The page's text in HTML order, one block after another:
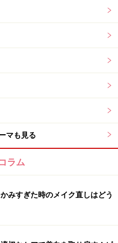
を配合しているため、洗顔
か採れない希少なノバラの
使うたびに、ふわっと立ち
そうです。女性の手に収ま
泡立てラクラク。「固形石
いう不満も見事に解決した1
ケアを可能にした低
にした洗顔料
マも見る
ラム
みすぎた時のメイク直しはどう